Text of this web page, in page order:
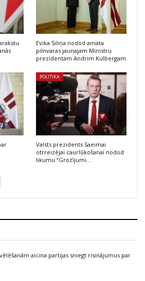
Evika Siliņa nodod amata
pilnvaras jaunajam Ministru
prezidentam Andrim Kulbergam
POLITIKA
Valsts prezidents Saeimai
otrreizējai caurlūkošanai nodod
likumu “Grozījumi…
aicina partijas sniegt risinājumus par